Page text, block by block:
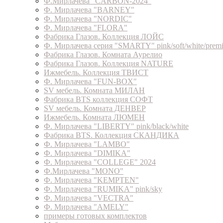
Ф. Мирлачева "BARNEY"
Ф. Мирлачева "NORDIC"
Ф. Мирлачева "FLORA"
Фабрика Глазов. Коллекция ЛОЙС
Ф. Мирлачева серия "SMARTY" pink/soft/white/
Фабрика Глазов. Комната Аурелио
Фабрика Глазов. Коллекция NATURE
Ижмебель. Коллекция ТВИСТ
Ф. Мирлачева "FUN-BOX"
SV мебель. Комната МИЛАН
Фабрика BTS коллекция СОФТ
SV мебель. Комната ДЕНВЕР
Ижмебель. Комната ЛЮМЕН
Ф. Мирлачева "LIBERTY" pink/black/white
Фабрика BTS. Коллекция СКАНДИКА
Ф. Мирлачева "LAMBO"
Ф. Мирлачева "DIMIKA"
Ф. Мирлачева "COLLEGE" 2024
Ф.Мирлачева "MONO"
Ф. Мирлачева "KEMPTEN"
Ф. Мирлачева "RUMIKA" pink/sky
Ф. Мирлачева "VECTRA"
Ф. Мирлачева "AMELY"
примеры готовых комплектов